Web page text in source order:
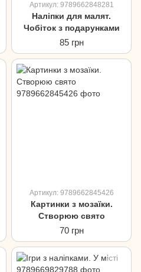
Артикул: 9789662848281
Наліпки для малят.
Чобіток з подарунками
85 грн
Артикул: 9789662845426
Картинки з мозаїки.
Створюю свято
70 грн